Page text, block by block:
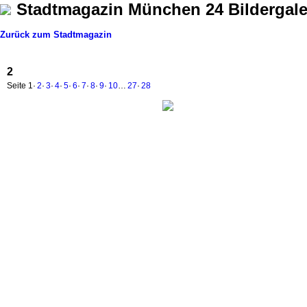
Stadtmagazin München 24
Zurück zum Stadtmagazin
2
Seite 1 · 2· 3· 4· 5· 6· 7· 8· 9· 10 27· 28